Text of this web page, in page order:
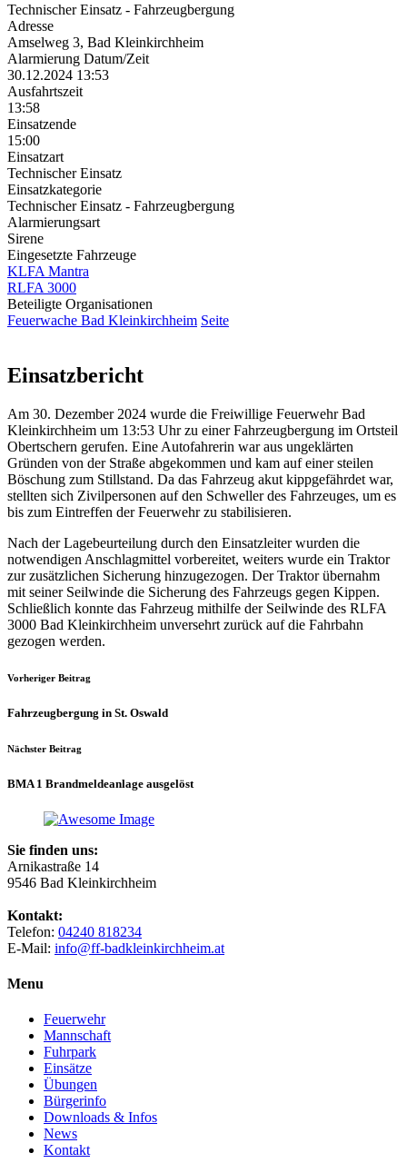
Technischer Einsatz - Fahrzeugbergung
Adresse
Amselweg 3, Bad Kleinkirchheim
Alarmierung Datum/Zeit
30.12.2024 13:53
Ausfahrtszeit
13:58
Einsatzende
15:00
Einsatzart
Technischer Einsatz
Einsatzkategorie
Technischer Einsatz - Fahrzeugbergung
Alarmierungsart
Sirene
Eingesetzte Fahrzeuge
KLFA Mantra
RLFA 3000
Beteiligte Organisationen
Feuerwache Bad Kleinkirchheim Seite
Einsatzbericht
Am 30. Dezember 2024 wurde die Freiwillige Feuerwehr Bad
Kleinkirchheim um 13:53 Uhr zu einer Fahrzeugbergung im Ortsteil
Obertschern gerufen. Eine Autofahrerin war aus ungeklärten
Gründen von der Straße abgekommen und kam auf einer steilen
Böschung zum Stillstand. Da das Fahrzeug akut kippgefährdet war,
stellten sich Zivilpersonen auf den Schweller des Fahrzeuges, um es
bis zum Eintreffen der Feuerwehr zu stabilisieren.
Nach der Lagebeurteilung durch den Einsatzleiter wurden die
notwendigen Anschlagmittel vorbereitet, weiters wurde ein Traktor
zur zusätzlichen Sicherung hinzugezogen. Der Traktor übernahm
mit seiner Seilwinde die Sicherung des Fahrzeugs gegen Kippen.
Schließlich konnte das Fahrzeug mithilfe der Seilwinde des RLFA
3000 Bad Kleinkirchheim unversehrt zurück auf die Fahrbahn
gezogen werden.
Vorheriger Beitrag
Fahrzeugbergung in St. Oswald
Nächster Beitrag
BMA 1 Brandmeldeanlage ausgelöst
Sie finden uns:
Arnikastraße 14
9546 Bad Kleinkirchheim
Kontakt:
Telefon: 04240 818234
E-Mail: info@ff-badkleinkirchheim.at
Menu
Feuerwehr
Mannschaft
Fuhrpark
Einsätze
Übungen
Bürgerinfo
Downloads & Infos
News
Kontakt